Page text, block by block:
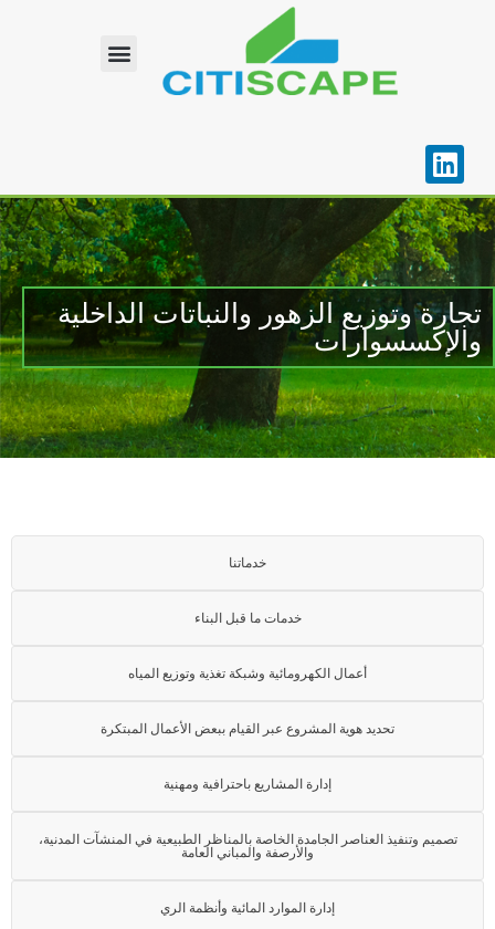
تجارة وتوزيع الزهور والنباتات الداخلية
والإكسسوارات
خدماتنا
خدمات ما قبل البناء
أعمال الكهرومائية وشبكة تغذية وتوزيع المياه
تحديد هوية المشروع عبر القيام ببعض الأعمال المبتكرة
إدارة المشاريع باحترافية ومهنية
تصميم وتنفيذ العناصر الجامدة الخاصة بالمناظر الطبيعية في المنشآت المدنية،
والأرصفة والمباني العامة
إدارة الموارد المائية وأنظمة الري